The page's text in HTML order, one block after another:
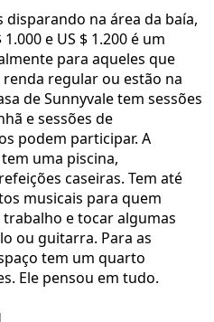
disparando na área da baía,
e US $ 1.200 é um
para aqueles que
regular ou estão na
de Sunnyvale tem sessões
e sessões de
podem participar. A
uma piscina,
caseiras. Tem até
musicais para quem
e tocar algumas
ou guitarra. Para as
tem um quarto
Ele pensou em tudo.